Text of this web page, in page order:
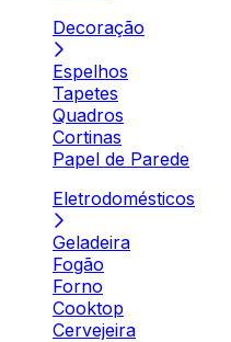
Decoração
Espelhos
Tapetes
Quadros
Cortinas
Papel de Parede
Eletrodomésticos
Geladeira
Fogão
Forno
Cooktop
Cervejeira